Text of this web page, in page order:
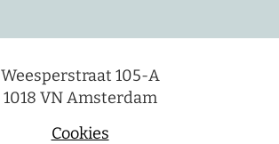
Weesperstraat 105-A
1018 VN Amsterdam
Cookies